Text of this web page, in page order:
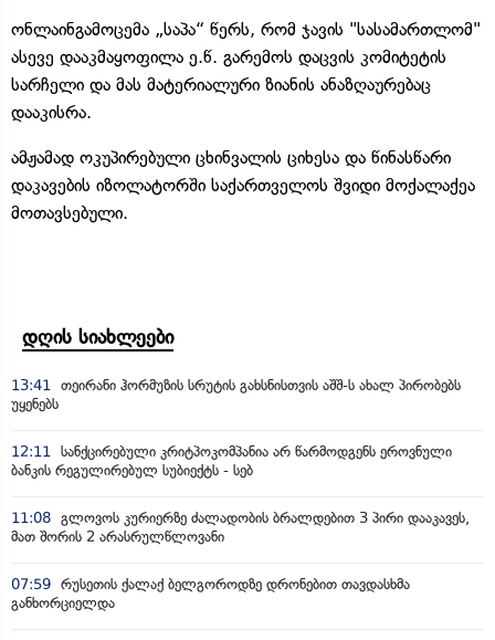
ონლაინგამოცემა „საპა“ წერს, რომ ჯავის "სასამართლომ"
ასევე დააკმაყოფილა ე.წ. გარემოს დაცვის კომიტეტის
სარჩელი და მას მატერიალური ზიანის ანაზღაურებაც
დააკისრა.
ამჟამად ოკუპირებული ცხინვალის ციხესა და წინასწარი
დაკავების იზოლატორში საქართველოს შვიდი მოქალაქეა
მოთავსებული.
დღის სიახლეები
13:41
თეირანი ჰორმუზის სრუტის გახსნისთვის აშშ-ს ახალ პირობებს
უყენებს
12:11
სანქცირებული კრიტპოკომპანია არ წარმოდგენს ეროვნული
ბანკის რეგულირებულ სუბიექტს - სებ
11:08 გლოვოს კურიერზე ძალადობის ბრალდებით 3 პირი დააკავეს,
მათ შორის 2 არასრულწლოვანი
07:59 რუსეთის ქალაქ ბელგოროდზე დრონებით თავდასხმა
განხორციელდა